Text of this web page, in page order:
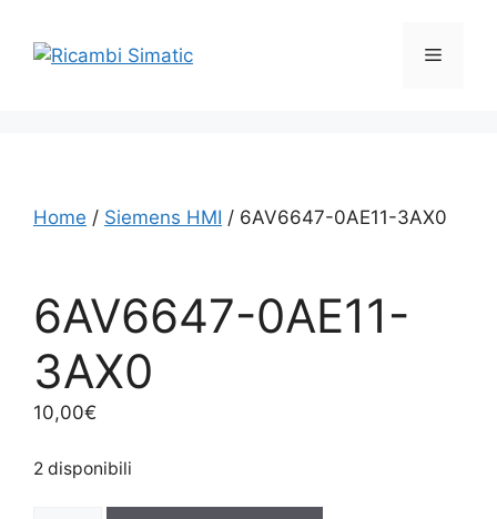
contenuto
Menu
Home / Siemens HMI / 6AV6647-0AE11-3AX0
6AV6647-0AE11-
3AX0
10,00€
2 disponibili